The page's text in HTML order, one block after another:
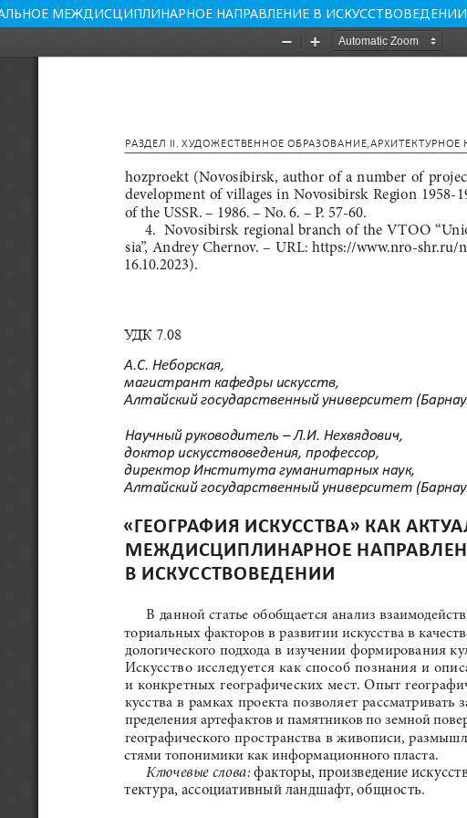
МЕЖДИСЦИПЛИНАРНОЕ НАПРАВЛЕНИЕ В ИСКУССТВОВЕДЕНИИ